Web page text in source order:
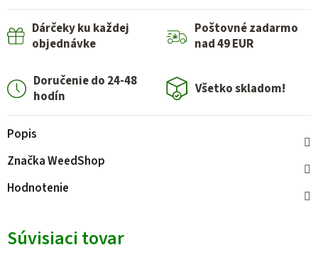
Dárčeky ku každej
objednávke
Poštovné zadarmo
nad 49 EUR
Doručenie do 24-48
hodín
Všetko skladom!
Popis
ZnačkaWeedShop
Hodnotenie
Súvisiaci tovar